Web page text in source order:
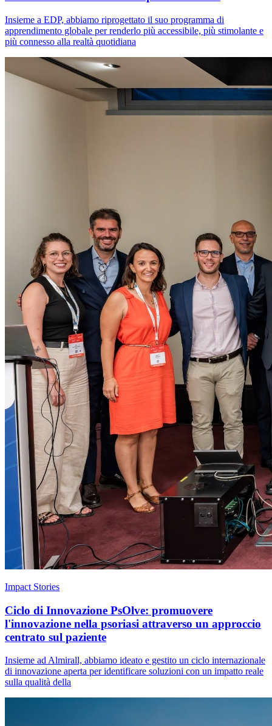
Insieme a EDP, abbiamo riprogettato il suo programma di
apprendimento globale per renderlo più accessibile, più stimolante e
più connesso alla realtà quotidiana
Impact Stories
Ciclo di Innovazione PsOlve: promuovere
l'innovazione nella psoriasi attraverso un approccio
centrato sul paziente
Insieme ad Almirall, abbiamo ideato e gestito un ciclo internazionale
di innovazione aperta per identificare soluzioni con un impatto reale
sulla qualità della